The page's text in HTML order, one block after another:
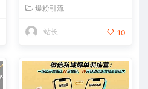
爆粉引流
站长 10